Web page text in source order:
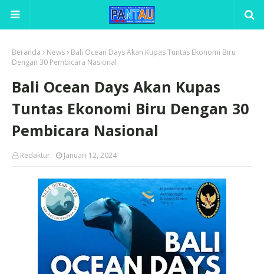
Beranda News
Bali Ocean Days Akan Kupas Tuntas Ekonomi Biru
Dengan 30 Pembicara Nasional
Bali Ocean Days Akan Kupas
Tuntas Ekonomi Biru Dengan 30
Pembicara Nasional
Redaktur Januari 12, 2024